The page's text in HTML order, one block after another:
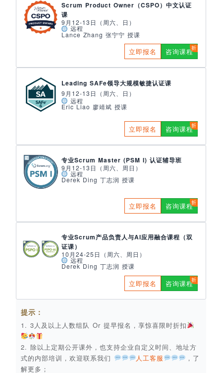
Scrum Product Owner（CSPO）中文认证
课
9月12-13日（周六、日）
远程
Lance Zhang 张宁宁 授课
立即报名 咨询课程
Leading SAFe领导大规模敏捷认证课
9月12-13日（周六、日）
远程
Eric Liao 廖靖斌 授课
立即报名 咨询课程
专业Scrum Master (PSM I) 认证辅导班
9月12-13日（周六、周日）
远程
Derek Ding 丁志润 授课
立即报名 咨询课程
专业Scrum产品负责人与AI应用融合课程（双
证课）
10月24-25日（周六、周日）
远程
Derek Ding 丁志润 授课
立即报名 咨询课程
提示：
1. 3人及以上人数组队 Or 提早报名，享惊喜限时折扣
2. 除以上定期公开课外，也支持企业自定义时间、地址方
式的内部培训，欢迎联系我们
人工客服
，了
解更多；